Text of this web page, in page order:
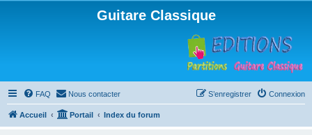
Guitare Classique
FAQ Nous contacter Connexion
S’enregistrer
Accueil Portail Index du forum